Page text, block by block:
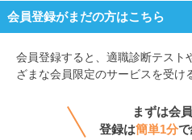
会員登録がまだの方はこちら
会員登録すると、 適職診断テスト
ざまな会員限定のサービスを受け
まずは会
登録は簡単1分で